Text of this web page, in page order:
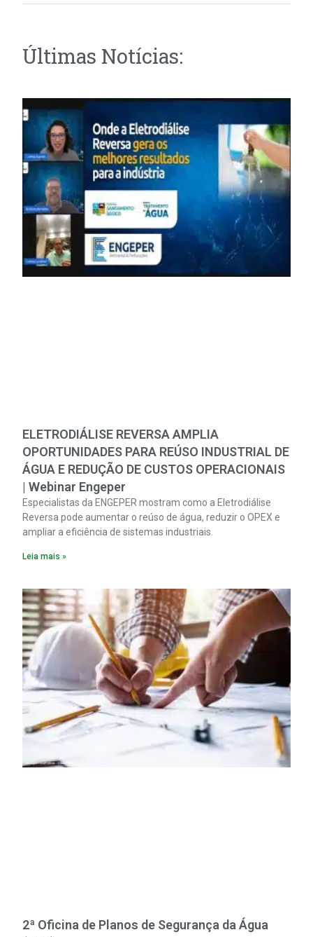
Últimas Notícias:
ELETRODIÁLISE REVERSA AMPLIA
OPORTUNIDADES PARA REÚSO INDUSTRIAL DE
ÁGUA E REDUÇÃO DE CUSTOS OPERACIONAIS
| Webinar Engeper
Especialistas da ENGEPER mostram como a Eletrodiálise
Reversa pode aumentar o reúso de água, reduzir o OPEX e
ampliar a eficiência de sistemas industriais.
Leia mais »
2ª Oficina de Planos de Segurança da Água